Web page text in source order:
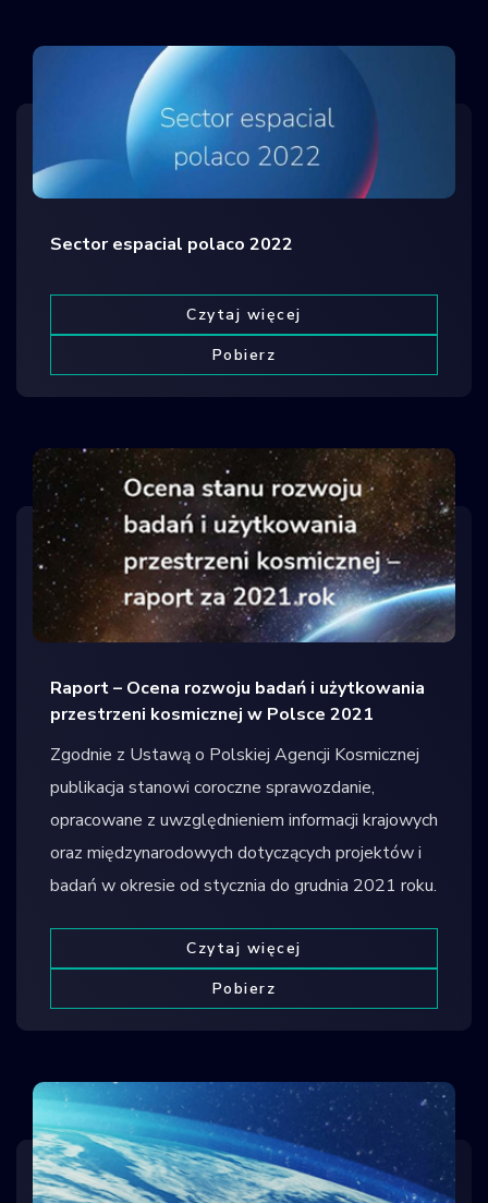
Sector espacial polaco 2022
Czytaj więcej
Pobierz
Raport – Ocena rozwoju badań i użytkowania
przestrzeni kosmicznej w Polsce 2021
Zgodnie z Ustawą o Polskiej Agencji Kosmicznej
publikacja stanowi coroczne sprawozdanie,
opracowane z uwzględnieniem informacji krajowych
oraz międzynarodowych dotyczących projektów i
badań w okresie od stycznia do grudnia 2021 roku.
Czytaj więcej
Pobierz